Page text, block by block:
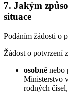
7. Jakým
situace
Podáním žádosti o
Žádost o potvrzení
osobně nebo
Ministerstvo
rodných